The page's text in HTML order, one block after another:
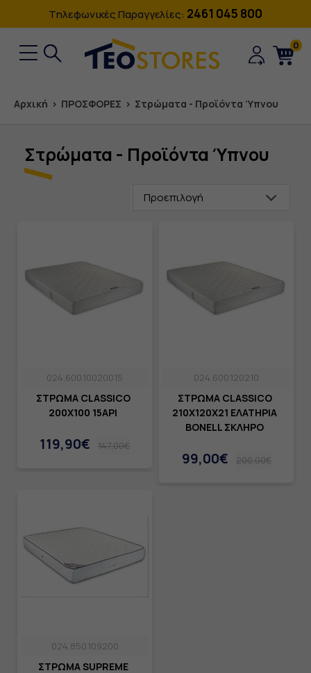
Tηλεφωνικές Παραγγελίες: 2461 045 800
0
Αρχική › ΠΡΟΣΦΟΡΕΣ › Στρώματα - Προϊόντα Ύπνου
Στρώματα - Προϊόντα Ύπνου
024.600.10020015
ΣΤΡΩΜΑ CLASSICO
200Χ100 15ΑΡΙ
119,90€ 147,00€
024.600.120210
ΣΤΡΩΜΑ CLASSICO
210X120Χ21 ΕΛΑΤΗΡΙΑ
BONELL ΣΚΛΗΡΟ
99,00€ 200,00€
024.850.109200
ΣΤΡΩΜΑ SUPREME